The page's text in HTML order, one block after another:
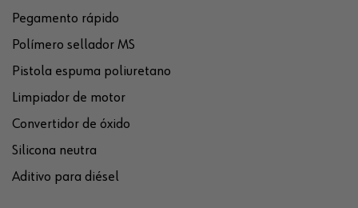
Pegamento rápido
Polímero sellador MS
Pistola espuma poliuretano
Limpiador de motor
Convertidor de óxido
Silicona neutra
Aditivo para diésel